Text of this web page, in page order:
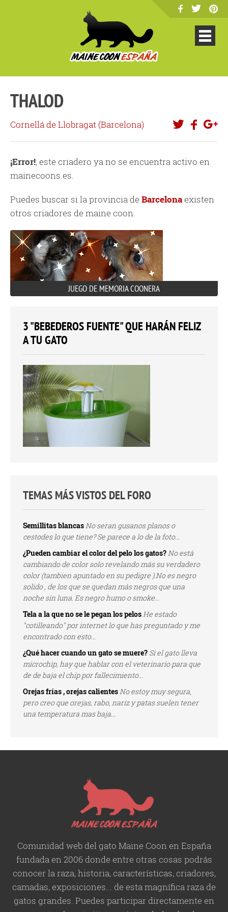
THALOD
Cornellá de Llobragat (Barcelona)
¡Error!, este criadero ya no se encuentra activo en
mainecoons.es.
Puedes buscar si la provincia deBarcelonaexisten
otros criadores de maine coon.
JUEGO DE MEMORIA COONERA
3 "BEBEDEROS FUENTE" QUE HARÁN FELIZ
A TU GATO
TEMAS MÁS VISTOS DEL FORO
Semillitas blancasNo seran gusanos planos o
cestodes lo que tiene? Se parece a lo de la foto...
¿Pueden cambiar el color del pelo los gatos?No está
cambiando de color solo revelando más su verdadero
color (tambien apuntado en su pedigre ).No es negro
solido , de los que se quedan más negros que una
noche sin luna. Es negro humo o smoke...
Tela a la que no se le pegan los pelosHe estado
"cotilleando" por internet lo que has preguntado y me
encontrado con esto...
¿Qué hacer cuando un gato se muere? Si el gato lleva
microchip, hay que hablar con el veterinario para que
de de baja el chip por fallecimiento...
Orejas frías , orejas calientesNo estoy muy segura,
pero creo que orejas, rabo, nariz y patas suelen tener
una temperatura mas baja...
Comunidad web del gato Maine Coon en España
fundada en 2006 donde entre otras cosas podrás
conocer la raza, historia,características, criadores,
camadas, exposiciones... de esta magnífica raza de
gatos grandes. Puedes participar directamente en